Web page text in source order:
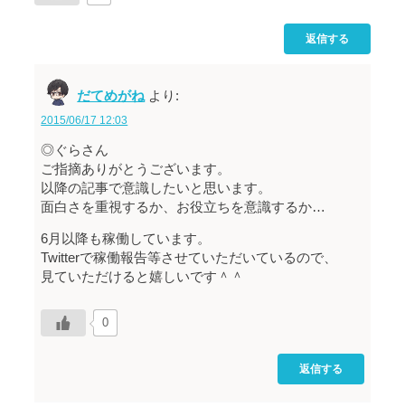
返信する
だてめがね より:
2015/06/17 12:03
◎ぐらさん
ご指摘ありがとうございます。
以降の記事で意識したいと思います。
面白さを重視するか、お役立ちを意識するか…
6月以降も稼働しています。
Twitterで稼働報告等させていただいているので、
見ていただけると嬉しいです＾＾
0
返信する